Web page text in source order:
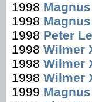
1998
1998
1998 Peter
1998 Wilmer
1998 Wilmer
1998 Wilmer
1999